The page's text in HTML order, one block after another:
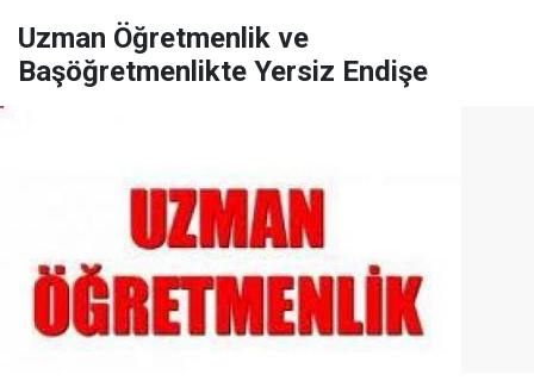
Uzman Öğretmenlik ve
Başöğretmenlikte Yersiz Endişe